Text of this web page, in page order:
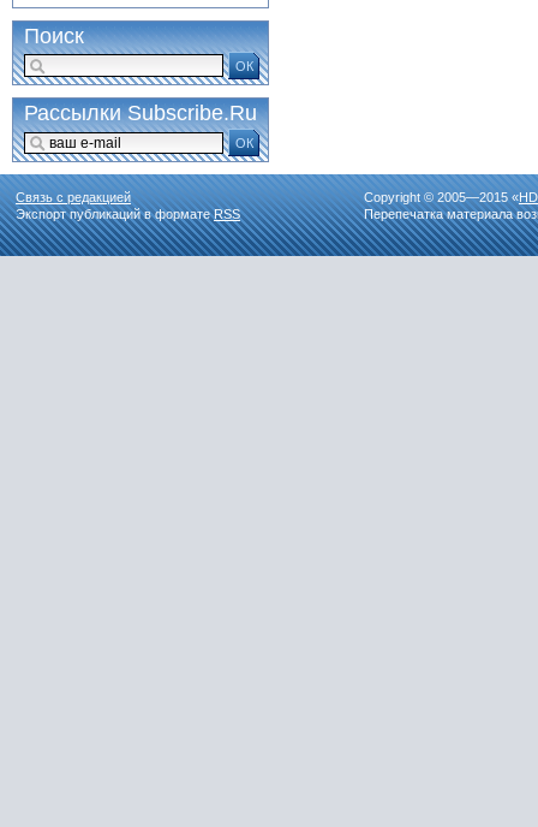
Поиск
ОК
Рассылки Subscribe.Ru
ОК
Связь с редакцией
Экспорт публикаций в форматеRSS
Copyright © 2005—2015 «
Перепечатка материала